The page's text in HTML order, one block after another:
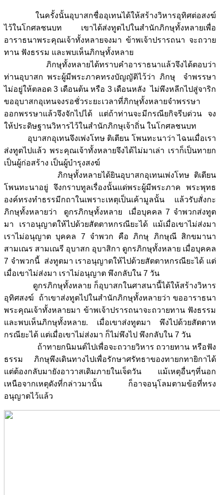
ในครั้งนั้นอุบาสกชื่ออุเทนได้ให้สร้างวิหารอุทิศต่อสงฆ์
ไว้ในโกศลชนบท เขาได้ส่งทูตไปในสำนักภิกษุทั้งหลายเพื่อ
อาราธนาพระคุณเจ้าทั้งหลายจงมา ข้าพเจ้าปรารถนา จะถวาย
ทาน ฟังธรรม และพบเห็นภิกษุทั้งหลาย
ภิกษุทั้งหลายได้ทราบคำอาราธนาแล้วจึงได้ตอบว่า
ท่านอุบาสก พระผู้มีพระภาคทรงบัญญัติไว้ว่า ภิกษุ จำพรรษา
ไม่อยู่ให้ตลอด 3 เดือนต้น หรือ 3 เดือนหลัง ไม่พึงหลีกไปสู่จาริก
ขออุบาสกอุเทนจงรอชั่วระยะเวลาที่ภิกษุทั้งหลายจำพรรษา
ออกพรรษาแล้วจึงจักไปได้ แต่ถ้าท่านจะมีกรณียกิจรีบด่วน จง
ให้ประดิษฐานวิหารไว้ในสำนักภิกษุเจ้าถิ่น ในโกศลชนบท
อุบาสกอุเทนจึงเพ่งโทษ ติเตียน โพนทะนาว่า ไฉนเมื่อเรา
ส่งทูตไปแล้ว พระคุณเจ้าทั้งหลายจึงได้ไม่มาเล่า เราก็เป็นทายก
เป็นผู้ก่อสร้าง เป็นผู้บำรุงสงฆ์
ภิกษุทั้งหลายได้ยินอุบาสกอุเทนเพ่งโทษ ติเตียน
โพนทะนาอยู่ จึงกราบทูลเรื่องนั้นแด่พระผู้มีพระภาค พระพุทธ
องค์ทรงทำธรรมีกถาในเพราะเหตุเป็นเค้ามูลนั้น แล้วรับสั่งกะ
ภิกษุทั้งหลายว่า ดูกรภิกษุทั้งหลาย เมื่อบุคคล 7 จำพวกส่งทูต
มา เราอนุญาตให้ไปด้วยสัตตาหกรณียะได้ แม้เมื่อเขาไม่ส่งมา
เราไม่อนุญาต บุคคล 7 จำพวก คือ ภิกษุ ภิกษุณี สิกขมานา
สามเณร สามเณรี อุบาสก อุบาสิกา ดูกรภิกษุทั้งหลาย เมื่อบุคคล
7 จำพวกนี้ ส่งทูตมา เราอนุญาตให้ไปด้วยสัตตาหกรณียะได้ แต่
เมื่อเขาไม่ส่งมา เราไม่อนุญาต พึงกลับใน 7 วัน
ดูกรภิกษุทั้งหลาย ก็อุบาสกในศาสนานี้ได้ให้สร้างวิหาร
อุทิศสงฆ์ ถ้าเขาส่งทูตไปในสำนักภิกษุทั้งหลายว่า ขออาราธนา
พระคุณเจ้าทั้งหลายมา ข้าพเจ้าปรารถนาจะถวายทาน ฟังธรรม
และพบเห็นภิกษุทั้งหลาย. เมื่อเขาส่งทูตมา พึงไปด้วยสัตตาห
กรณียะได้ แต่เมื่อเขาไม่ส่งมา ก็ไม่พึงไป พึงกลับใน 7 วัน
ถ้าทายกนิมนต์ไปเพื่อจะถวายวิหาร ถวายทาน หรือฟัง
ธรรม ภิกษุพึงเดินทางไปเพื่อรักษาศรัทธาของทายกทายิกาได้
แต่ต้องกลับมายังอาวาสเดิมภายในเจ็ดวัน แม้เหตุอื่นๆที่นอก
เหนือจากเหตุดังที่กล่าวมานั้น ก็อาจอนุโลมตามข้อที่ทรง
อนุญาตไว้แล้ว